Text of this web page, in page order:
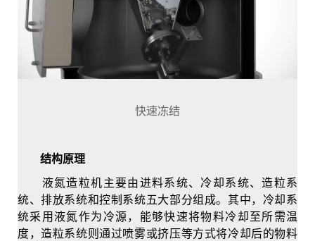
快速冻结
结构原理
液氮造粒机主要由进料系统、冷却系统、造粒系
统、排放系统和控制系统五大部分组成。其中，冷却系
统采用液氮作为冷源，能够快速将物料冷却至所需温
度，造粒系统则通过喷雾或挤压等方式将冷却后的物料